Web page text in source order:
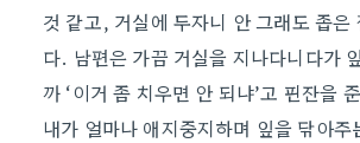
것 같고, 거실에 두자니 안 그래도 좁은
다. 남편은 가끔 거실을 지나다니다가
까 ‘이거 좀 치우면 안 되냐’고 핀잔을
내가 얼마나 애지중지하며 잎을 닦아주